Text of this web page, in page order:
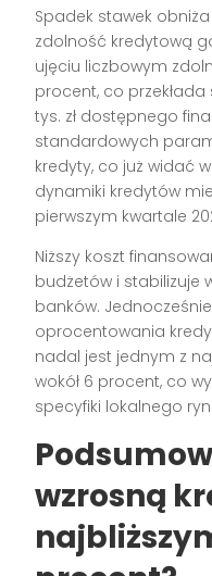
Spadek stawek obniża
zdolność kredytową
ujęciu liczbowym
procent, co
tys. zł dostępnego
standardowych
kredyty, co już widać
dynamiki kredytów
pierwszym kwartale
Niższy koszt
budżetów i stabilizuje
banków.
oprocentowania
nadal jest jednym z
wokół 6 procent, co
specyfiki lokalnego
wzrosną